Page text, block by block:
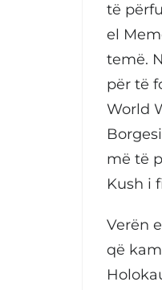
të
el
temë.
për të
World
më të
Kush i
Verën
që